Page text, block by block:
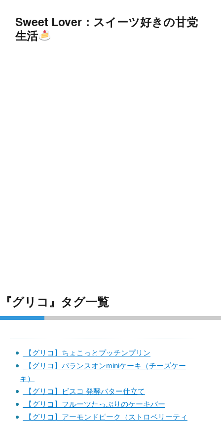
Sweet Lover：スイーツ好きの甘党
生活
『グリコ』タグ一覧
【グリコ】ちょこっとプッチンプリン
【グリコ】バランスオンminiケーキ（チーズケー
キ）
【グリコ】ビスコ 発酵バター仕立て
【グリコ】フルーツたっぷりのケーキバー
【グリコ】アーモンドピーク（ストロベリーティ